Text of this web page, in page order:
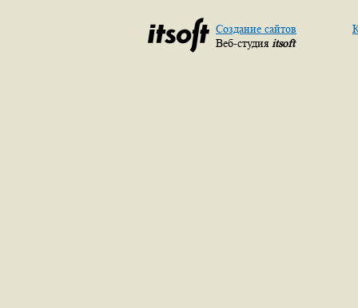
Создание сайтов
Веб-студия itsoft